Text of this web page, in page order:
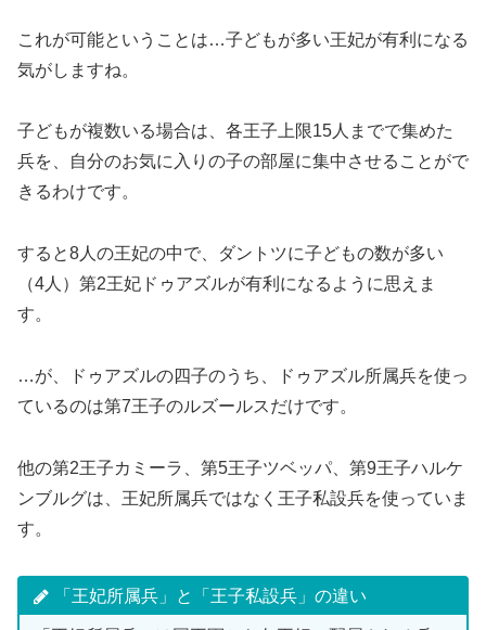
これが可能ということは…子どもが多い王妃が有利になる
気がしますね。
子どもが複数いる場合は、各王子上限15人までで集めた
兵を、自分のお気に入りの子の部屋に集中させることがで
きるわけです。
すると8人の王妃の中で、ダントツに子どもの数が多い
（4人）第2王妃ドゥアズルが有利になるように思えま
す。
…が、ドゥアズルの四子のうち、ドゥアズル所属兵を使っ
ているのは第7王子のルズールスだけです。
他の第2王子カミーラ、第5王子ツベッパ、第9王子ハルケ
ンブルグは、王妃所属兵ではなく王子私設兵を使っていま
す。
「王妃所属兵」と「王子私設兵」の違い